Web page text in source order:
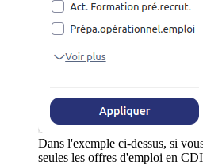
Dans l'exemple ci-dessus, si
seules les offres d'emploi en